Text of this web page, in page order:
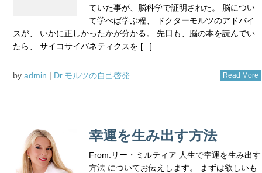
ていた事が、脳科学で証明された。 脳につい
て学べば学ぶ程、 ドクターモルツのアドバイ
スが、 いかに正しかったかが分かる。 先日も、脳の本を読んでい
たら、 サイコサイバネティクスを [...]
by admin | Dr.モルツの自己啓発 Read More
幸運を生み出す方法
From:リー・ミルティア 人生で幸運を生み出す
方法 についてお伝えします。 まずは欲しいも